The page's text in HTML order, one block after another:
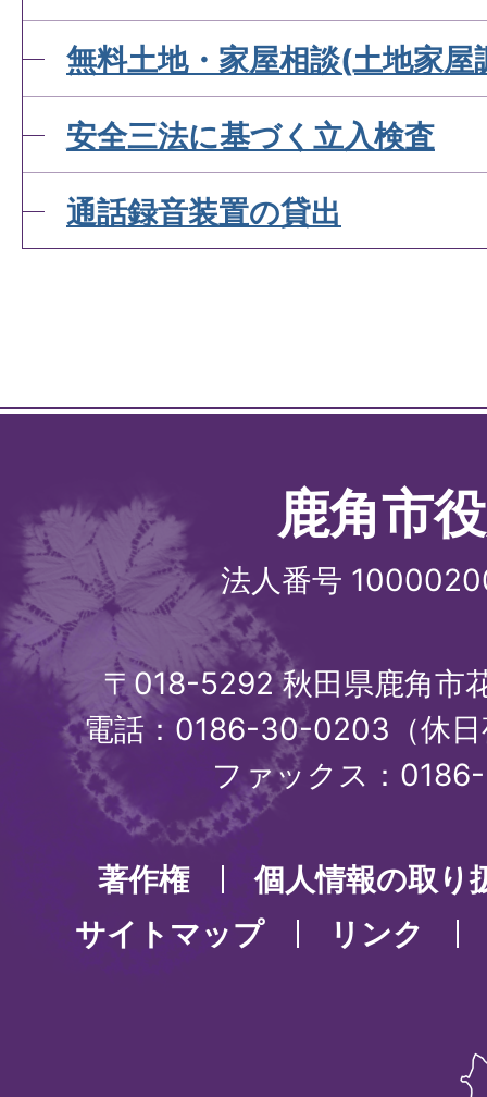
無料土地・家屋相談(土地家屋
安全三法に基づく立入検査
通話録音装置の貸出
鹿角市
法人番号
〒018-5292 秋田県鹿角市
電話：0186-30-0203（休
ファックス：
著作権
個人情報の取り
サイトマップ
リンク